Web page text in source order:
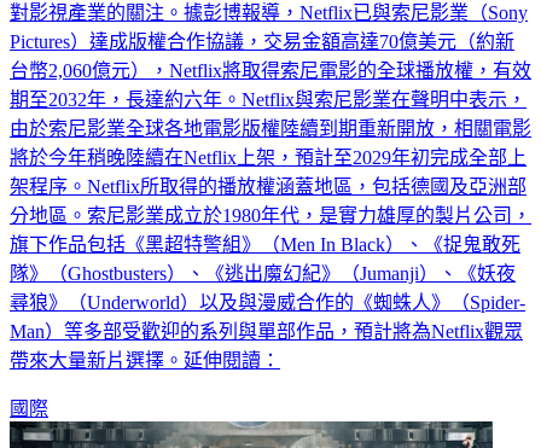
對影視產業的關注。據彭博報導，Netflix已與索尼影業（Sony
Pictures）達成版權合作協議，交易金額高達70億美元（約新
台幣2,060億元），Netflix將取得索尼電影的全球播放權，有效
期至2032年，長達約六年。Netflix與索尼影業在聲明中表示，
由於索尼影業全球各地電影版權陸續到期重新開放，相關電影
將於今年稍晚陸續在Netflix上架，預計至2029年初完成全部上
架程序。Netflix所取得的播放權涵蓋地區，包括德國及亞洲部
分地區。索尼影業成立於1980年代，是實力雄厚的製片公司，
旗下作品包括《黑超特警組》（Men In Black）、《捉鬼敢死
隊》（Ghostbusters）、《逃出魔幻紀》（Jumanji）、《妖夜
尋狼》（Underworld）以及與漫威合作的《蜘蛛人》（Spider-
Man）等多部受歡迎的系列與單部作品，預計將為Netflix觀眾
帶來大量新片選擇。延伸閱讀：
國際